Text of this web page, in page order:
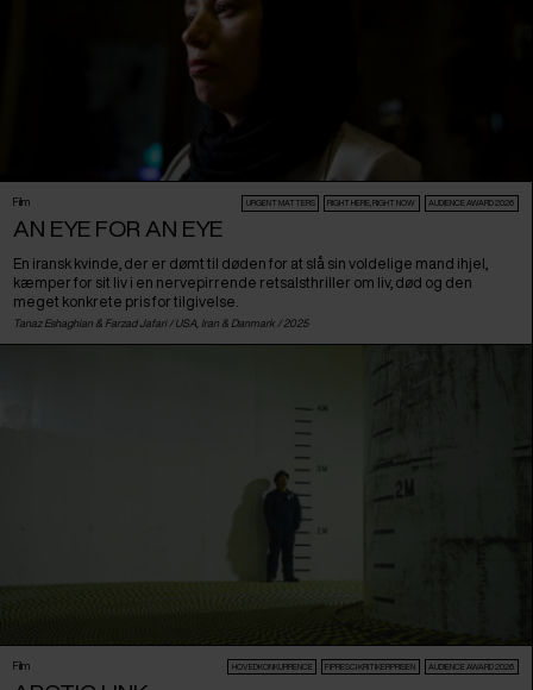
Film URGENT MATTERS RIGHT HERE, RIGHT NOW AUDIENCE AWARD 2026
AN EYE FOR AN EYE
En iransk kvinde, der er dømt til døden for at slå sin voldelige mand ihjel,
kæmper for sit liv i en nervepirrende retsalsthriller om liv, død og den
meget konkrete pris for tilgivelse.
Tanaz Eshaghian & Farzad Jafari / USA Iran & Danmark / 2025
Film HOVEDKONKURRENCE FIPRESCI KRITIKERPRISEN AUDIENCE AWARD 2026